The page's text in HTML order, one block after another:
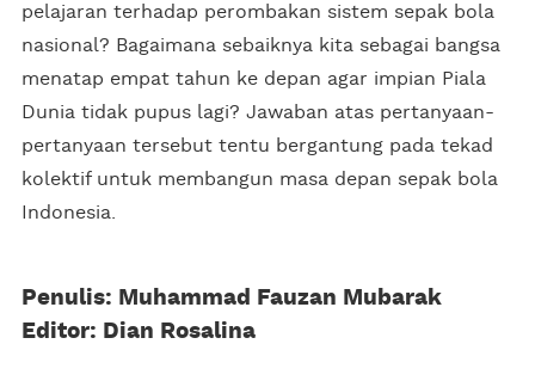
pelajaran terhadap perombakan sistem sepak bola
nasional? Bagaimana sebaiknya kita sebagai bangsa
menatap empat tahun ke depan agar impian Piala
Dunia tidak pupus lagi? Jawaban atas pertanyaan-
pertanyaan tersebut tentu bergantung pada tekad
kolektif untuk membangun masa depan sepak bola
Indonesia.
Penulis: Muhammad Fauzan Mubarak
Editor: Dian Rosalina